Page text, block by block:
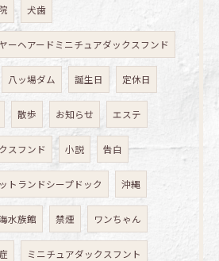
犬歯
ーヘアードミニチュアダックスフンド
八ッ場ダム 誕生日 定休日
散歩 お知らせ エステ
スフンド 小説 告白
トランドシープドック 沖縄
水族館 禁煙 ワンちゃん
ミニチュアダックスフント